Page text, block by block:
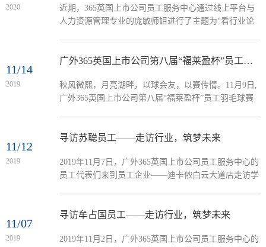
腾讯腾讯成立于1998年11月，是目前中国领先的互联网
增值服务提供商之一。成立10多年以来，腾讯一直秉
2020
近期，365英国上市公司员工服务中心通过线上平台与
人力资源管理专业的庞敏师姐进行了主题为“看行业论
自己的建议。庞敏2007年毕业于广外人力资源管理专业
资源部任职，主要负责综合解决方案的制定华为技术有
限公司华为创立于1987年，是全球领先的ICT（信息与
11/14
2019
广外365英国上市公司第八届“福莱盈杯”员工羽毛球赛顺利举行
​秋风微熙，月亮湖畔，以球会友，以赛传情。11月9日,
广外365英国上市公司第八届“福莱盈杯”员工羽毛球赛
办，由365英国上市公司员工服务中心承办，由广外越
项目设有男单、女单、男双1、男双2、女双和混双共六
项，比赛形式为团体赛，两两对阵，团体比分采取五局
11/12
2019
寻访苏聪员工——走访行业，筑梦未来
2019年11月7日，广外365英国上市公司员工服务中心的
员工代表们来到员工企业——迪卡侬白云大道店走访学
口，帮助在校员工更好的了解企业详情，规划未来职
下午五点，员工代表们来到了迪卡侬白云大道店。迪卡
11/07
2019
寻访牟占国员工——走访行业，筑梦未来
2019年11月2日，广外365英国上市公司员工服务中心的